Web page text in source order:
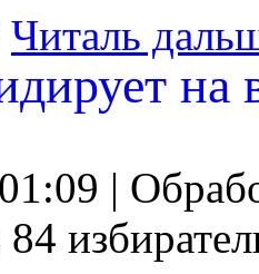
Читаль
01:09 |